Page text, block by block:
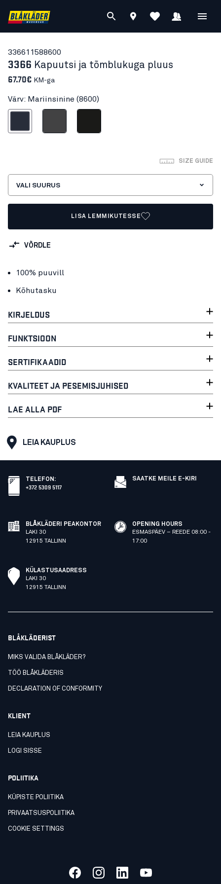
336611588600
3366 Kapuutsi ja tõmblukuga pluus
67.70€ KM-ga
Värv: Mariinsinine (8600)
SIZE GUIDE
VALI SUURUS
LISA LEMMIKUTESSE
VÕRDLE
100% puuvill
Kõhutasku
KIRJELDUS
FUNKTSIOON
SERTIFIKAADID
KVALITEET JA PESEMISJUHISED
LAE ALLA PDF
LEIA KAUPLUS
TELEFON :
+372 5309 5117
SAATKE MEILE E-KIRI
BLÅKLÄDERI PEAKONTOR
LAKI 30
12915 TALLINN
OPENING HOURS
ESMASPÄEV – REEDE 08:00 -
17:00
KÜLASTUSAADRESS
LAKI 30
12915 TALLINN
BLÅKLÄDERIST
MIKS VALIDA BLÅKLÄDER?
TÖÖ BLÅKLÄDERIS
DECLARATION OF CONFORMITY
KLIENT
LEIA KAUPLUS
LOGI SISSE
POLIITIKA
KÜPISTE POLIITIKA
PRIVAATSUSPOLIITIKA
COOKIE SETTINGS